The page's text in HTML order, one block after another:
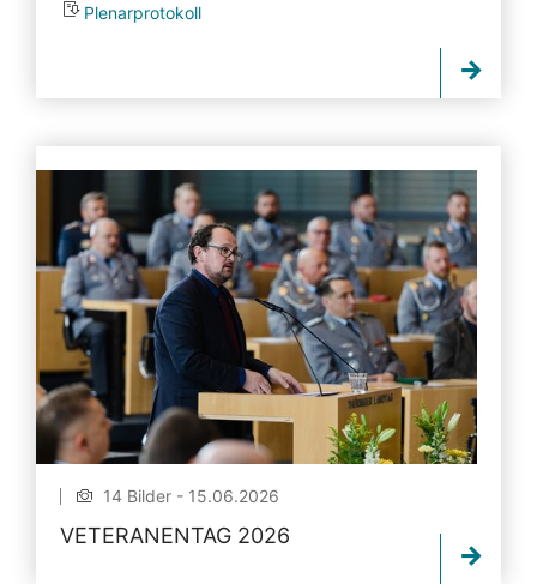
Plenarprotokoll
14 Bilder - 15.06.2026
VETERANENTAG 2026